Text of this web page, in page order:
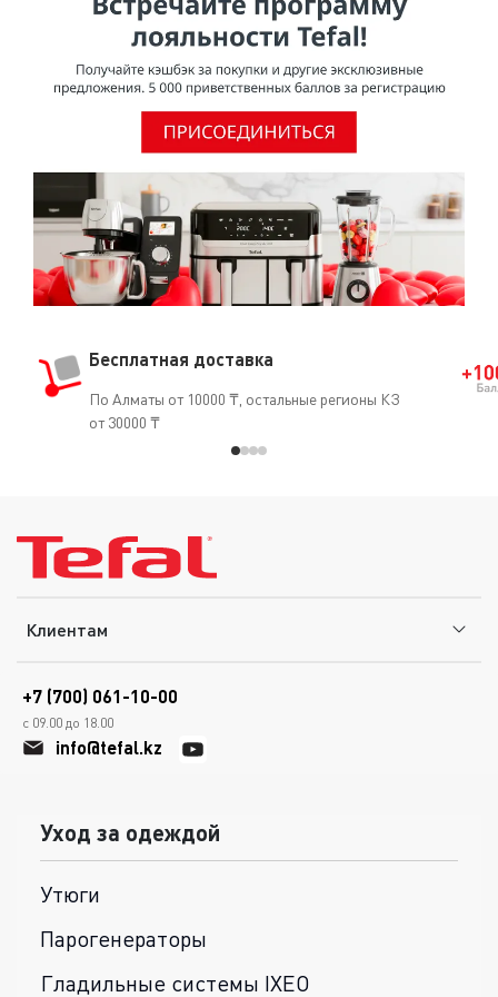
углубление. В некоторых случаях для большей
эффективности необходимо плотно прижать головку
эпилятора к коже. При удалении волос с подмышек не
забывайте использовать специальную насадку «для
чувствительных областей», которая крепится к головке
Бесплатная доставка
По Алматы от 10000 ₸, остальные регионы КЗ
от 30000 ₸
Клиентам
+7 (700) 061-10-00
с 09.00 до 18.00
info@tefal.kz
Уход за одеждой
Утюги
Парогенераторы
Гладильные системы IXEO